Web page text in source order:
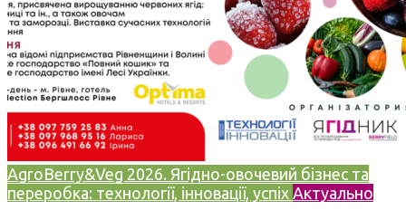
AgroBerry&Veg 2026. Ягідно-овочевий бізнес та
переробка: технології, інновації, успіх Актуально